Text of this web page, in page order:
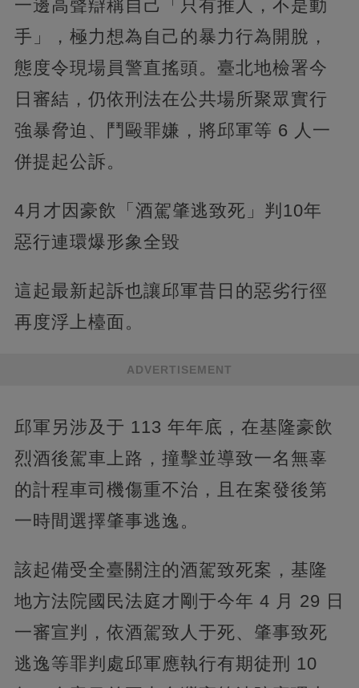
一邊高聲辯稱自己「只有推人，不是動
手」，極力想為自己的暴力行為開脫，
態度令現場員警直搖頭。臺北地檢署今
日審結，仍依刑法在公共場所聚眾實行
強暴脅迫、鬥毆罪嫌，將邱軍等 6 人一
併提起公訴。
4月才因豪飲「酒駕肇逃致死」判10年
惡行連環爆形象全毀
這起最新起訴也讓邱軍昔日的惡劣行徑
再度浮上檯面。
ADVERTISEMENT
邱軍另涉及于 113 年年底，在基隆豪飲
烈酒後駕車上路，撞擊並導致一名無辜
的計程車司機傷重不治，且在案發後第
一時間選擇肇事逃逸。
該起備受全臺關注的酒駕致死案，基隆
地方法院國民法庭才剛于今年 4 月 29 日
一審宣判，依酒駕致人于死、肇事致死
逃逸等罪判處邱軍應執行有期徒刑 10